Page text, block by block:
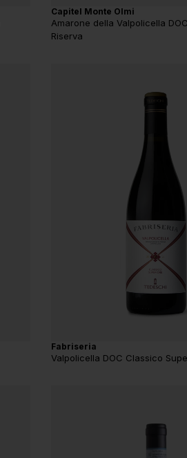
Capitel Monte Olmi
Amarone della Valpolicella
Riserva
Fabriseria
Valpolicella DOC Classico